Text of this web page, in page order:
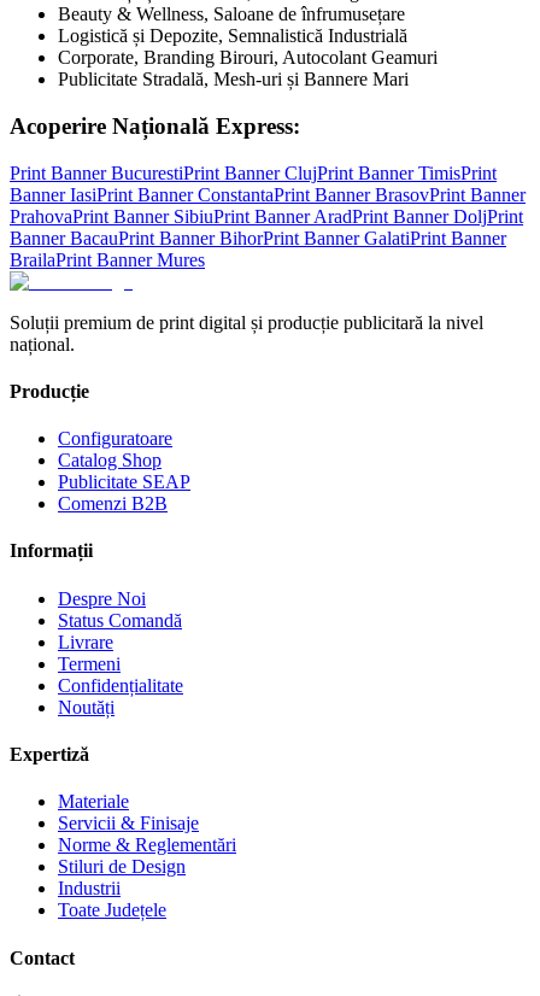
Beauty & Wellness, Saloane de înfrumusețare
Logistică și Depozite, Semnalistică Industrială
Corporate, Branding Birouri, Autocolant Geamuri
Publicitate Stradală, Mesh-uri și Bannere Mari
Acoperire Națională Express:
Print BannerBucurestiPrint BannerClujPrint BannerTimisPrint
BannerIasiPrint BannerConstantaPrint BannerBrasovPrint Banner
PrahovaPrint Banner SibiuPrint BannerAradPrint BannerDoljPrint
BannerBacauPrint BannerBihorPrint BannerGalatiPrint Banner
BrailaPrint BannerMures
Soluții premium de print digital și producție publicitară la nivel
național.
Producție
Configuratoare
Catalog Shop
Publicitate SEAP
Comenzi B2B
Informații
Despre Noi
Status Comandă
Livrare
Termeni
Confidențialitate
Noutăți
Expertiză
Materiale
Servicii & Finisaje
Norme & Reglementări
Stiluri de Design
Industrii
Toate Județele
Contact